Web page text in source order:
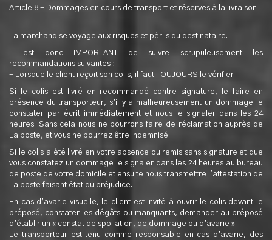
Article 8 - Dommages en cours de transport et réserves à la livraison
La marchandise voyage aux risques et périls du destinataire.
Il est donc IMPORTANT de suivre scrupuleusement les
recommandations suivantes :
- Lorsque le client reçoit son colis, il faut TOUJOURS le vérifier
Si le colis est livré en recommandé contre signature, le faire en
présence du transporteur, s’il y a malheureusement un dommage le
constater par écrit immédiatement et nous le signaler dans les 24
heures. Sans cela nous ne pourrons faire de réclamation auprès de
La poste, et vous ne pourrez être indemnisé.
Si le colis a été livré en votre absence ou remis sans signature et que
vous constatez un dommage le signaler dans les 24 heures au bureau
de poste de votre domicile et ensuite nous transmettre l'attestation de
La poste faisant état du préjudice.
En cas d’avarie visuelle, le client est invité à ouvrir le colis devant le
préposé, constater les dégâts ou manquants, demander au préposé
d’établir un « constat de spoliation, de dommage ou d’avarie ».
Le transporteur est tenu comme responsable en cas d’avarie, des